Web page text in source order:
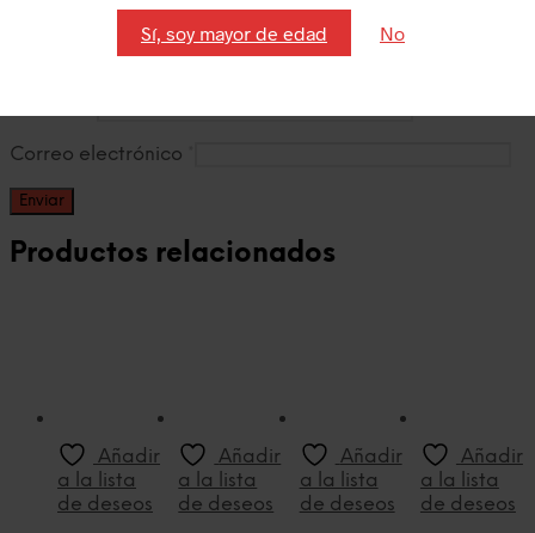
Sí, soy mayor de edad No
Correo electrónico
Productos relacionados
Añadir
a la lista
de deseos
Añadir
a la lista
de deseos
Añadir
a la lista
de deseos
Añadir
a la lista
de deseos